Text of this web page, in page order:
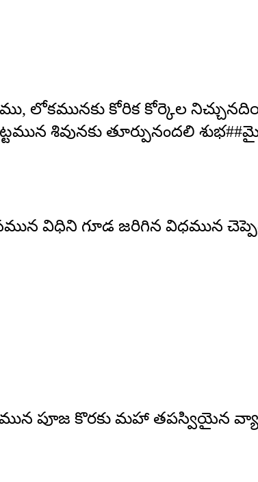
లోకమునకు కోరిక కోర్కెల
శివునకు తూర్పునందలి
విధిని గూడ జరిగిన విధమున
పూజ కొరకు మహా తపస్వియైన